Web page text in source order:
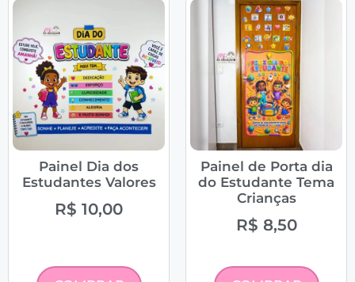
Painel Dia dos
Estudantes Valores
R$ 10,00
Painel de Porta dia
do Estudante Tema
Crianças
R$ 8,50